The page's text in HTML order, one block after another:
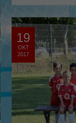
19
OKT
2017